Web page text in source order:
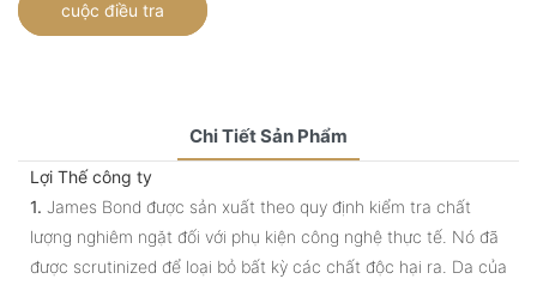
cuộc điều tra
Chi Tiết Sản Phẩm
Lợi Thế công ty
1. James Bond được sản xuất theo quy định kiểm tra chất
lượng nghiêm ngặt đối với phụ kiện công nghệ thực tế. Nó đã
được scrutinized để loại bỏ bất kỳ các chất độc hại ra. Da của